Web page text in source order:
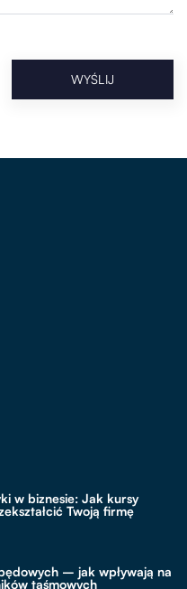
w biznesie: Jak kursy
Twoją firmę
– jak wpływają na
taśmowych